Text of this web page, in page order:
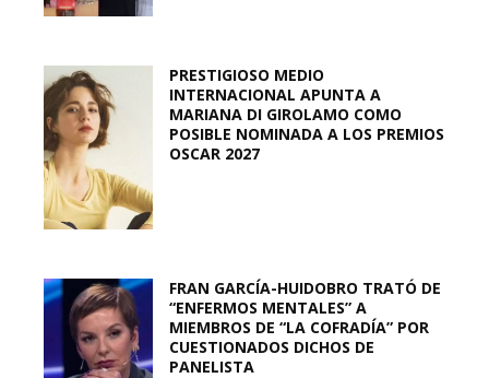
PRESTIGIOSO MEDIO
INTERNACIONAL APUNTA A
MARIANA DI GIROLAMO COMO
POSIBLE NOMINADA A LOS PREMIOS
OSCAR 2027
FRAN GARCÍA-HUIDOBRO TRATÓ DE
“ENFERMOS MENTALES” A
MIEMBROS DE “LA COFRADÍA” POR
CUESTIONADOS DICHOS DE
PANELISTA